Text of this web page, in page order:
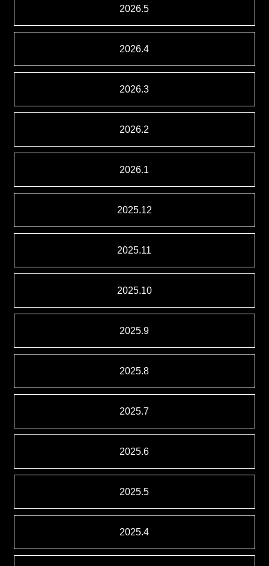
2026.5
2026.4
2026.3
2026.2
2026.1
2025.12
2025.11
2025.10
2025.9
2025.8
2025.7
2025.6
2025.5
2025.4